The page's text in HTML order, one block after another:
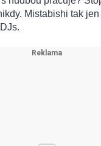
Mistabishi tak jen